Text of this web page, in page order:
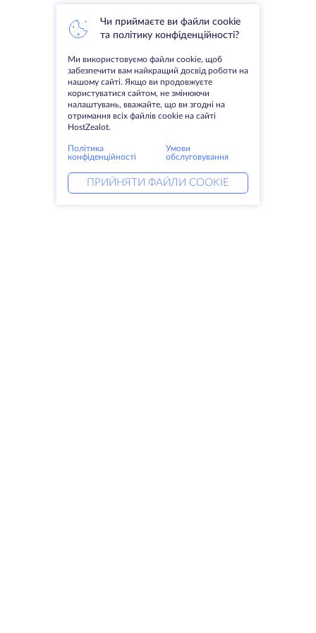
Чи приймаєте ви файли cookie
та політику конфіденційності?
Ми використовуємо файли cookie, щоб
забезпечити вам найкращий досвід роботи на
нашому сайті. Якщо ви продовжуєте
користуватися сайтом, не змінюючи
налаштувань, вважайте, що ви згодні на
отримання всіх файлів cookie на сайті
HostZealot.
Політика
конфіденційності
Умови
обслуговування
ПРИЙНЯТИ ФАЙЛИ COOKIE